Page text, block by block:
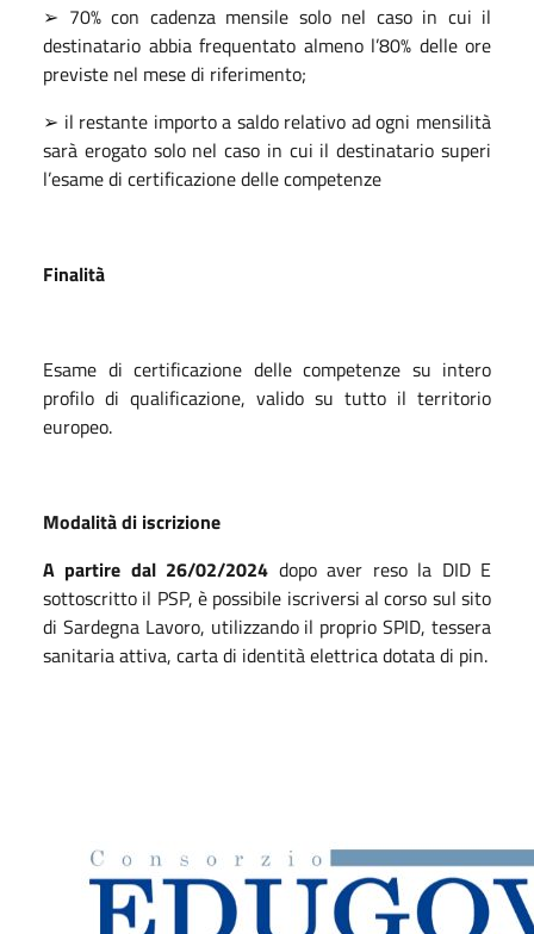
➢ 70% con cadenza mensile solo nel caso in cui il
destinatario abbia frequentato almeno l’80% delle ore
previste nel mese di riferimento;
➢ il restante importo a saldo relativo ad ogni mensilità
sarà erogato solo nel caso in cui il destinatario superi
l’esame di certificazione delle competenze
Finalità
Esame di certificazione delle competenze su intero
profilo di qualificazione, valido su tutto il territorio
europeo.
Modalità di iscrizione
A partire dal 26/02/2024 dopo aver reso la DID E
sottoscritto il PSP, è possibile iscriversi al corso sul sito
di Sardegna Lavoro, utilizzando il proprio SPID, tessera
sanitaria attiva, carta di identità elettrica dotata di pin.